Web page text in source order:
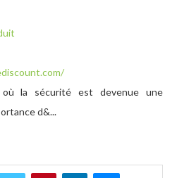
la sécurité est devenue une
d&...